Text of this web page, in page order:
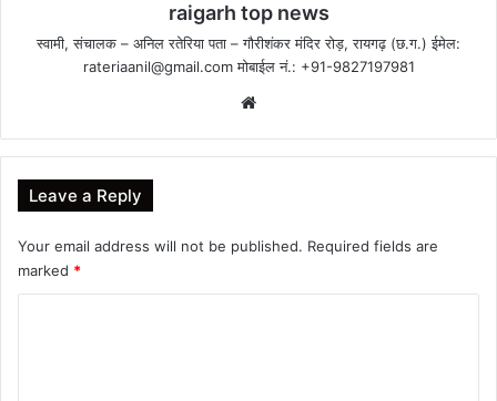
raigarh top news
स्वामी, संचालक – अनिल रतेरिया पता – गौरीशंकर मंदिर रोड़, रायगढ़ (छ.ग.) ईमेल:
rateriaanil@gmail.comमोबाईल नं.: +91-9827197981
Leave a Reply
Your email address will not be published. Required fields are
marked *